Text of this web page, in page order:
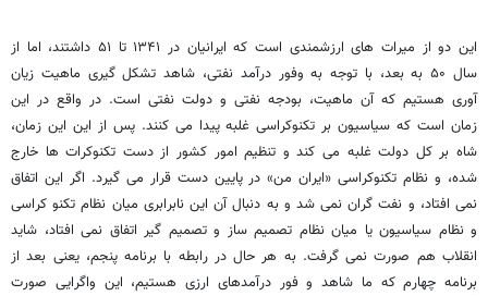
این دو از میرات های ارزشمندی است که ایرانیان در ۱۳۴۱ تا ۵۱ داشتند، اما از
سال ۵۰ به بعد، با توجه به وفور درآمد نفتی، شاهد تشکل گیری ماهیت زیان
آوری هستیم که آن ماهیت، بودجه نفتی و دولت نفتی است. در واقع در این
زمان است که سیاسیون بر تکنوکراسی غلبه پیدا می کنند. پس از این این زمان،
شاه بر کل دولت غلبه می کند و تنظیم امور کشور از دست تکنوکرات ها خارج
شده، و نظام تکنوکراسی «ایران من» در پایین دست قرار می گیرد. اگر این اتفاق
نمی افتاد، و نفت گران نمی شد و به دنبال آن این نابرابری میان نظام تکنو کراسی
و نظام سیاسیون یا میان نظام تصمیم ساز و تصمیم گیر اتفاق نمی افتاد، شاید
انقلاب هم صورت نمی گرفت. به هر حال در رابطه با برنامه پنجم، یعنی بعد از
برنامه چهارم که ما شاهد و فور درآمدهای ارزی هستیم، این واگرایی صورت